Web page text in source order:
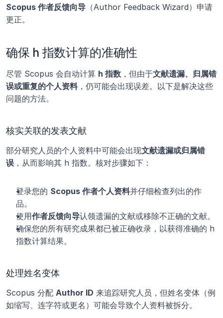
Scopus 作者反馈向导 （Author Feedback Wizard）申请
更正。
确保 h 指数计算的准确性
尽管 Scopus 会自动计算 h 指数 ，但由于文献遗漏、归属错
误或重复的个人资料，仍可能会出现误差。以下是解决这些
问题的方法。
核实关联的发表文献
部分研究人员的个人资料中可能会出现文献遗漏或归属错
误 ，从而影响其 h 指数。核对步骤如下：
登录您的 Scopus 作者个人资料并仔细检查列出的作
品。
使用作者反馈向导认领遗漏的文献或移除不正确的文献。
确保您的所有研究成果都已被正确收录，以获得准确的 h
指数计算结果。
处理姓名变体
Scopus 分配 Author ID 来追踪研究人员，但姓名变体（例
如缩写、连字符或更名）可能会导致个人资料被拆分。